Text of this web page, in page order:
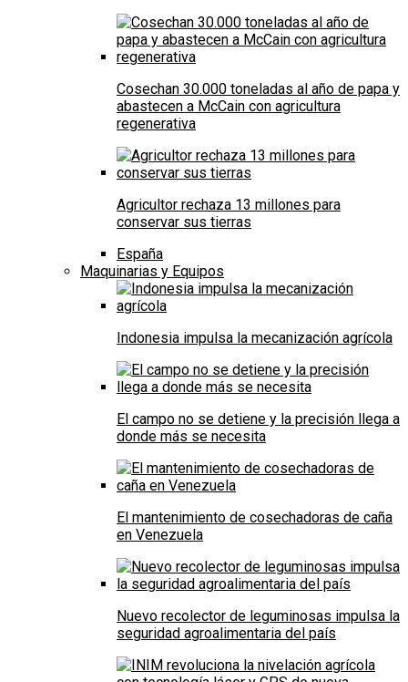
Cosechan 30.000 toneladas al año de papa y
abastecen a McCain con agricultura
regenerativa
Agricultor rechaza 13 millones para
conservar sus tierras
España
Maquinarias y Equipos
Indonesia impulsa la mecanización agrícola
El campo no se detiene y la precisión llega a
donde más se necesita
El mantenimiento de cosechadoras de caña
en Venezuela
Nuevo recolector de leguminosas impulsa la
seguridad agroalimentaria del país